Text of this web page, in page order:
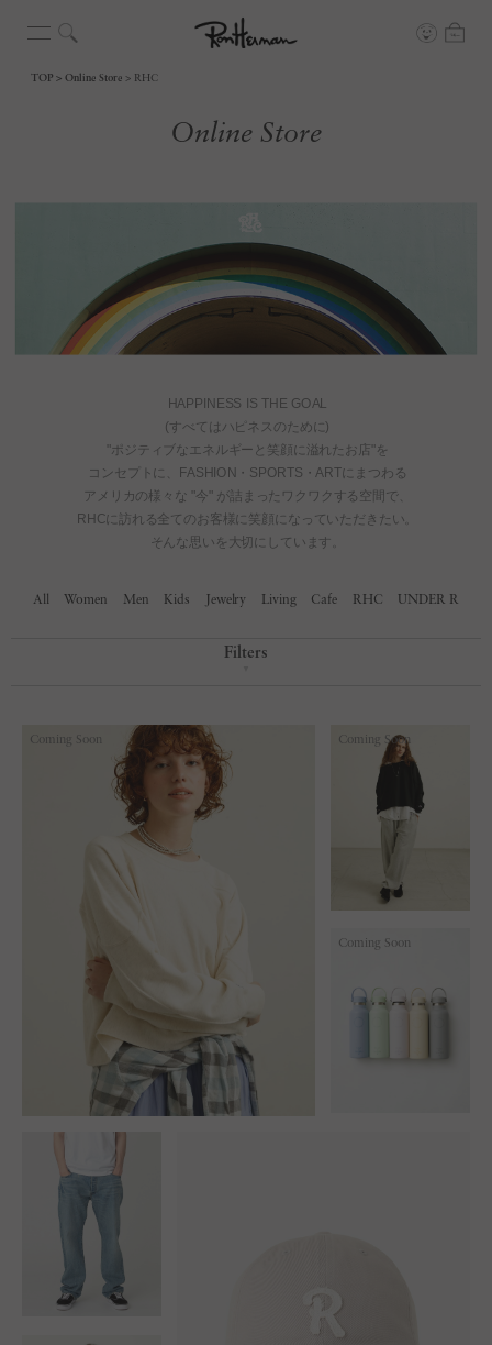
TOP Online Store RHC
Online Store
All Women Men Kids Jewelry Living Cafe RHC UNDER R
Filters
Coming Soon Coming Soon
Coming Soon